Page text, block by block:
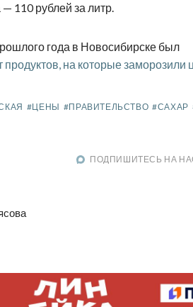
110 рублей за литр.
года в Новосибирске был
продуктов, на которые заморозили
#ЦЕНЫ #ПРАВИТЕЛЬСТВО #САХАР
ПОДПИШИТЕСЬ НА